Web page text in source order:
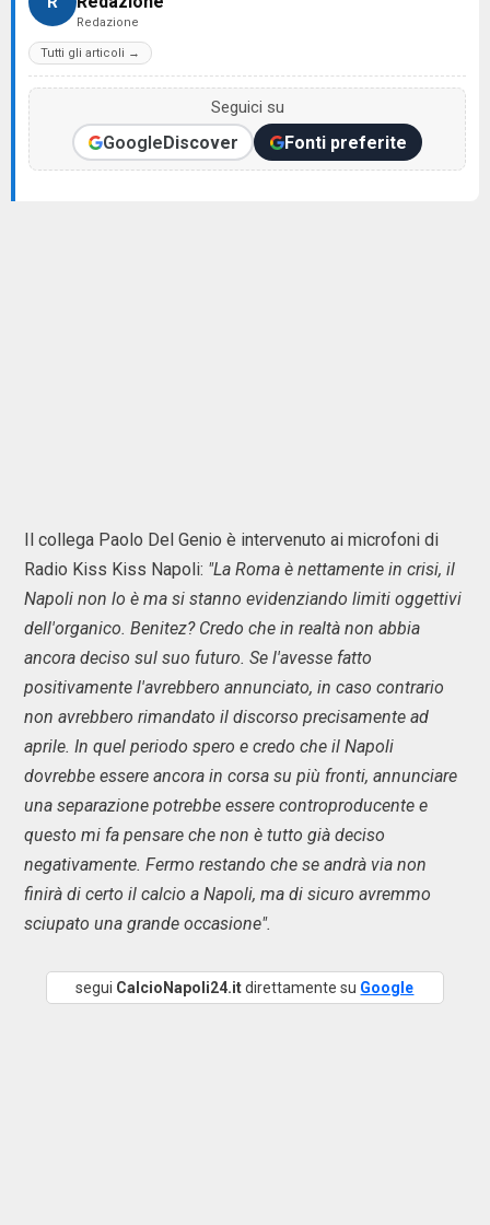
Redazione
Tutti gli articoli →
Seguici su
GoogleDiscover Fonti preferite
Il collega Paolo Del Genio è intervenuto ai microfoni di
Radio Kiss Kiss Napoli: "La Roma è nettamente in crisi, il
Napoli non lo è ma si stanno evidenziando limiti oggettivi
dell'organico. Benitez? Credo che in realtà non abbia
ancora deciso sul suo futuro. Se l'avesse fatto
positivamente l'avrebbero annunciato, in caso contrario
non avrebbero rimandato il discorso precisamente ad
aprile. In quel periodo spero e credo che il Napoli
dovrebbe essere ancora in corsa su più fronti, annunciare
una separazione potrebbe essere controproducente e
questo mi fa pensare che non è tutto già deciso
negativamente. Fermo restando che se andrà via non
finirà di certo il calcio a Napoli, ma di sicuro avremmo
sciupato una grande occasione".
segui CalcioNapoli24.itdirettamente su Google